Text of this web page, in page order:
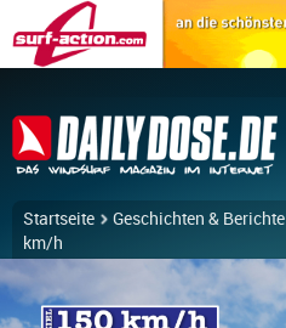
Startseite Geschichten & Berichte
km/h